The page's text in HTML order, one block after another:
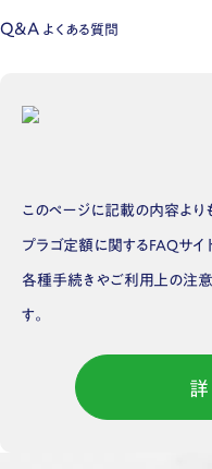
Q&A よくある質問
このページに記載の内容より
プラゴ定額に関するFAQサイ
各種手続きやご利用上の注意
す。